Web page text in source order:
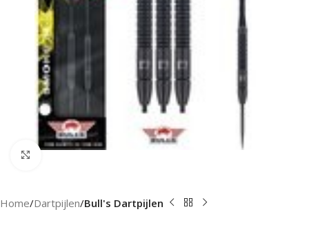
Home Dartpijlen Bull's Dartpijlen